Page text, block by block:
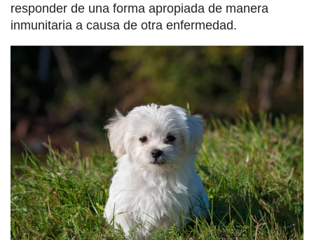
responder de una forma apropiada de manera
inmunitaria a causa de otra enfermedad.